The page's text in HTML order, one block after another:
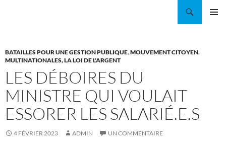
BATAILLES POUR UNE GESTION PUBLIQUE,MOUVEMENT CITOYEN,
MULTINATIONALES, LA LOI DE L'ARGENT
LES DÉBOIRES DU
MINISTRE QUI VOULAIT
ESSORER LES SALARIÉ.E.S
4 FÉVRIER 2023 ADMIN UN COMMENTAIRE